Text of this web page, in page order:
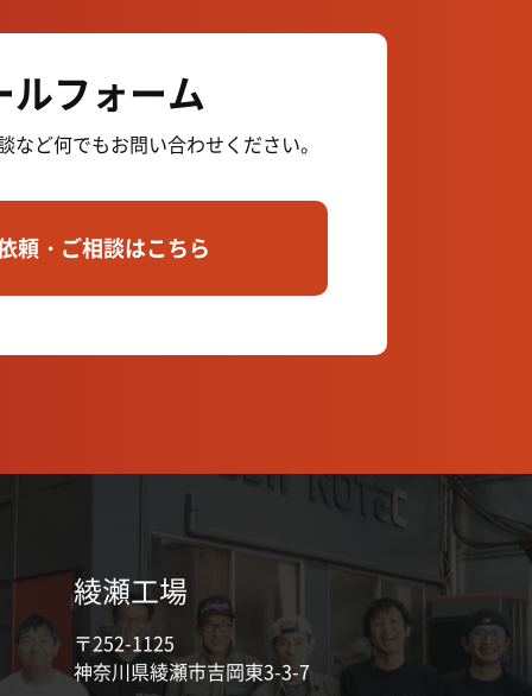
ルフォーム
など何でもお問い合わせください。
頼・ご相談はこちら
綾瀬工場
〒252-1125
神奈川県綾瀬市吉岡東3-3-7